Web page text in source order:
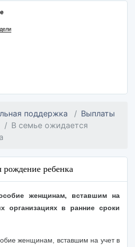
поддержка
Выплаты
В семье ожидается
рождение ребенка
женщинам, вставшим на
организациях в ранние сроки
женщинам, вставшим на учет в